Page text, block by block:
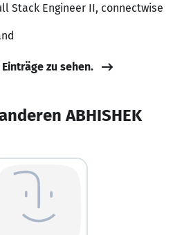
Stack Engineer II, connectwise
zu sehen.
ABHISHEK